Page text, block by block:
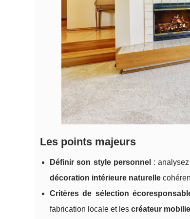
Les points majeurs
Définir son style personnel :
décoration intérieure naturelle
Critères de sélection
fabrication locale et les créateur